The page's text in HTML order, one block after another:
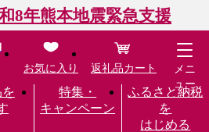
8年熊本地震緊急支援
特集・
キャンペーン
ふるさと納税
を
はじめる
お気に入り 返礼品カート
メニ
ュー